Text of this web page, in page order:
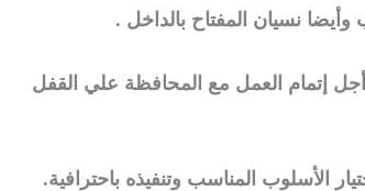
نسيان المفتاح بالداخل .
إتمام العمل مع المحافظة علي القفل
الأسلوب المناسب وتنفيذه باحترافية.